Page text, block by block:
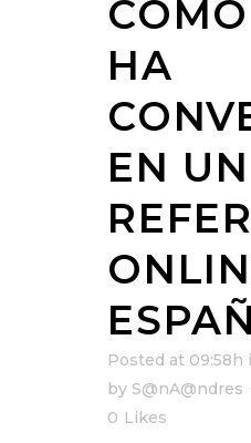
HA
EN UN
Posted at 09:58h
by S@nA@ndres
0 Likes